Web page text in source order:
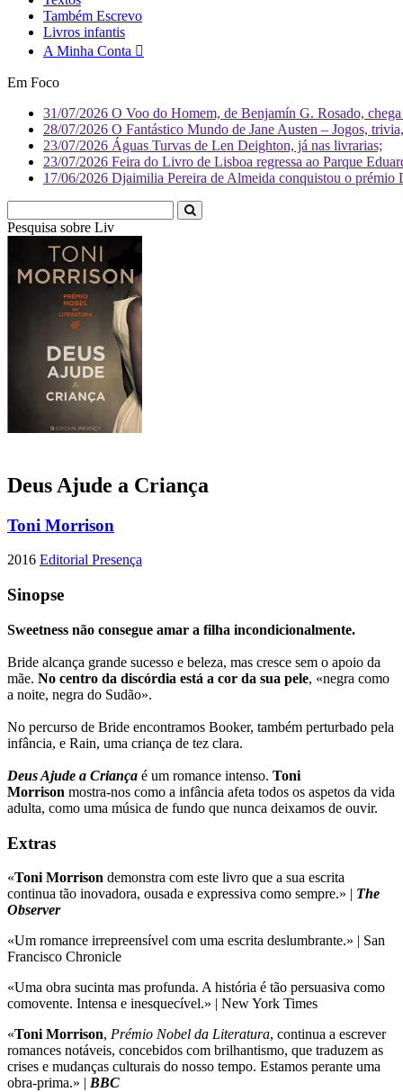
Também Escrevo
Livros infantis
A Minha Conta
Em Foco
31/07/2026 O Voo do Homem, de Benjamín G. Rosado,
28/07/2026 O Fantástico Mundo de Jane Austen – Jogos,
23/07/2026 Águas Turvas de Len Deighton, já nas livrarias;
23/07/2026 Feira do Livro de Lisboa regressa ao Parque
17/06/2026 Djaimilia Pereira de Almeida conquistou o
Pesquisa sobre Literatura
Deus Ajude a Criança
Toni Morrison
2016 Editorial Presença
Sinopse
Sweetness não consegue amar a filha incondicionalmente.
Bride alcança grande sucesso e beleza, mas cresce sem o apoio da
mãe. No centro da discórdia está a cor da sua pele, «negra como
a noite, negra do Sudão».
No percurso de Bride encontramos Booker, também perturbado pela
infância, e Rain, uma criança de tez clara.
Deus Ajude a Criança é um romance intenso. Toni
Morrison mostra-nos como a infância afeta todos os aspetos da vida
adulta, como uma música de fundo que nunca deixamos de ouvir.
Extras
«Toni Morrison demonstra com este livro que a sua escrita
continua tão inovadora, ousada e expressiva como sempre.» | The
Observer
«Um romance irrepreensível com uma escrita deslumbrante.» | San
Francisco Chronicle
«Uma obra sucinta mas profunda. A história é tão persuasiva como
comovente. Intensa e inesquecível.» | New York Times
«Toni Morrison, Prémio Nobel da Literatura, continua a escrever
romances notáveis, concebidos com brilhantismo, que traduzem as
crises e mudanças culturais do nosso tempo. Estamos perante uma
obra-prima.» | BBC